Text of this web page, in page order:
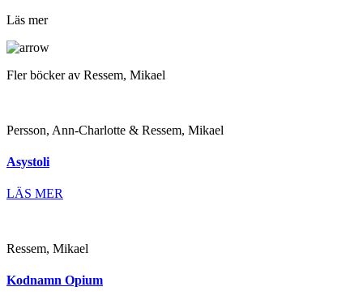
Läs mer
Fler böcker av Ressem, Mikael
Persson, Ann-Charlotte & Ressem, Mikael
Asystoli
LÄS MER
Ressem, Mikael
Kodnamn Opium